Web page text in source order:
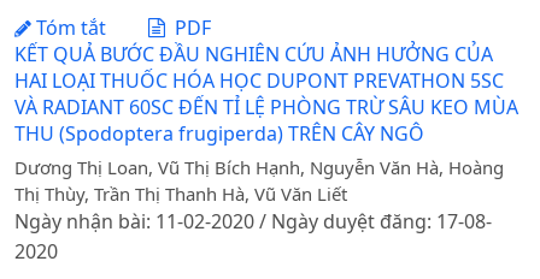
Tóm tắt
PDF
KẾT QUẢ BƯỚC ĐẦU NGHIÊN CỨU ẢNH HƯỞNG CỦA
HAI LOẠI THUỐC HÓA HỌC DUPONT PREVATHON 5SC
VÀ RADIANT 60SC ĐẾN TỈ LỆ PHÒNG TRỪ SÂU KEO MÙA
THU (Spodoptera frugiperda) TRÊN CÂY NGÔ
Dương Thị Loan, Vũ Thị Bích Hạnh, Nguyễn Văn Hà, Hoàng
Thị Thùy, Trần Thị Thanh Hà, Vũ Văn Liết
Ngày nhận bài: 11-02-2020 / Ngày duyệt đăng: 17-08-
2020